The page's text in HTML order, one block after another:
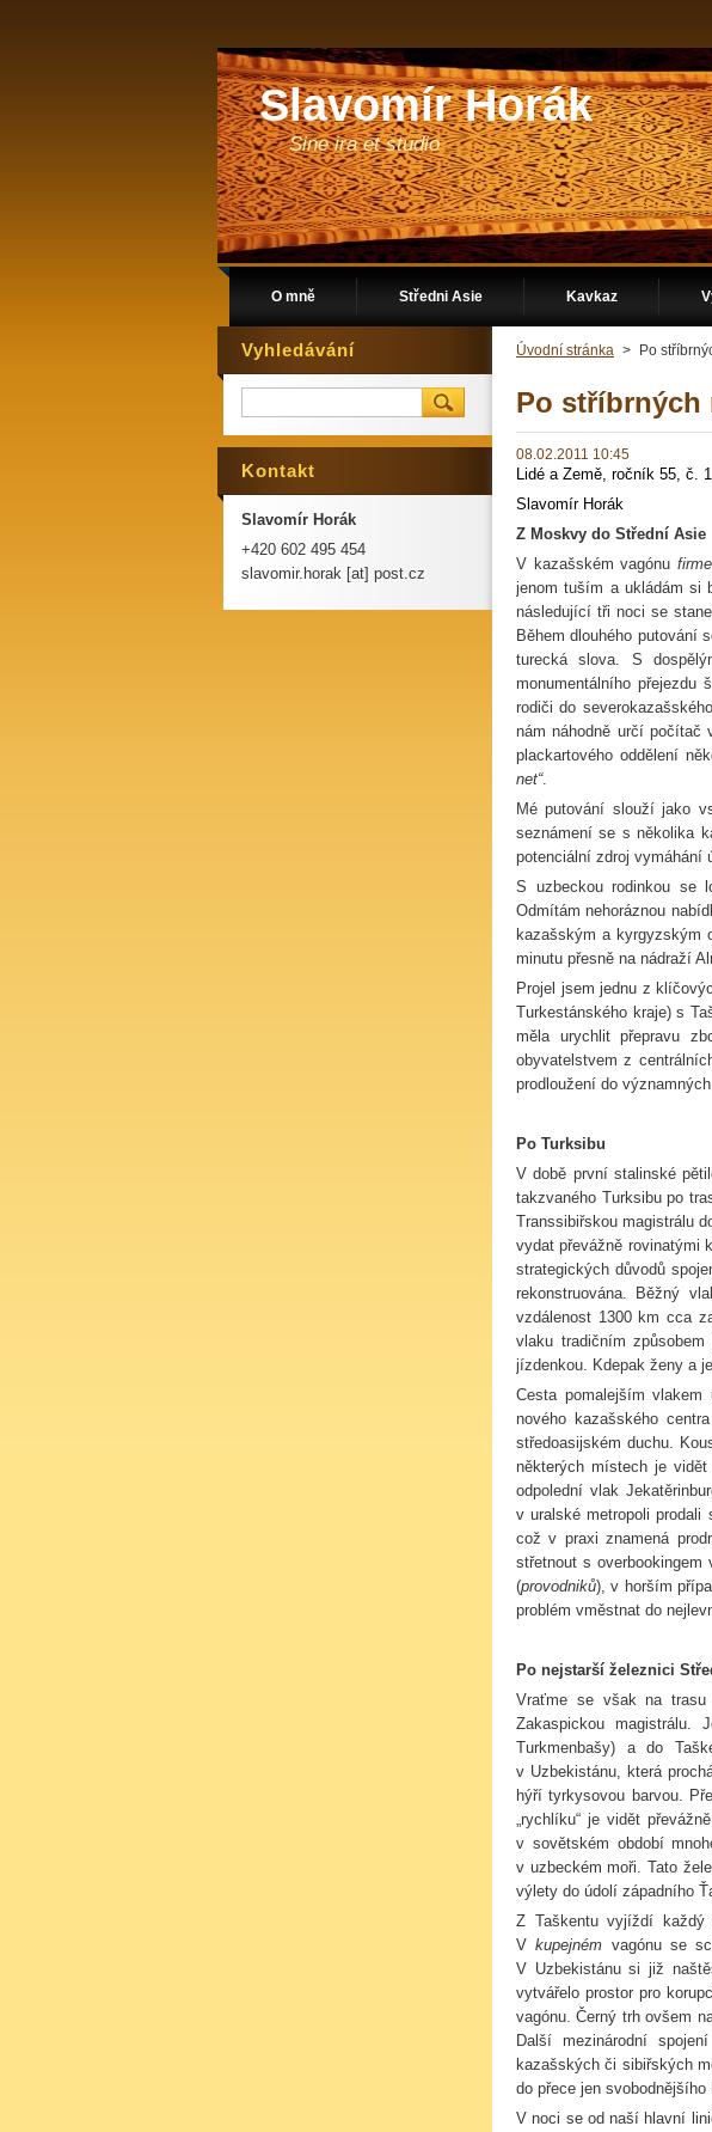
Slavomír Horák
Sine ira et studio
O mně Středni Asie Kavkaz
Úvodní stránka > Po
Po stříbrných
08.02.2011 10:45
Lidé a Země, ročník 55, č.
Slavomír Horák
Z Moskvy do Střední Asie
V kazašském vagónu
jenom tuším a ukládám si
následující tři noci se
Během dlouhého putování
turecká slova. S
monumentálního
rodiči do
nám náhodně určí počítač
plackartového oddělení
net“.
Mé putování slouží jako
seznámení se s několika
potenciální zdroj vymáhání
S uzbeckou rodinkou se
Odmítám nehoráznou
kazašským a kyrgyzským
minutu přesně na nádraží
Projel jsem jednu z
Turkestánského kraje) s
měla urychlit přepravu
obyvatelstvem z
prodloužení do
Po Turksibu
V době první stalinské
takzvaného Turksibu po
Transsibiřskou magistrálu
vydat převážně rovinatými
strategických důvodů
rekonstruována. Běžný
vzdálenost 1300 km cca
vlaku tradičním způsobem
jízdenkou. Kdepak ženy a
Cesta pomalejším
nového kazašského
středoasijském duchu.
některých místech je
odpolední vlak
v uralské metropoli
což v praxi znamená
střetnout s
(provodniků), v horším
problém vměstnat do
Po nejstarší železnici
Vraťme se však na trasu
Zakaspickou magistrálu.
Turkmenbašy) a do
v Uzbekistánu, která
hýří tyrkysovou barvou.
„rychlíku“ je vidět
v sovětském období
v uzbeckém moři. Tato
výlety do údolí západního
Z Taškentu vyjíždí
Vkupejném vagónu se
V Uzbekistánu si již
vytvářelo prostor pro
vagónu. Černý trh ovšem
Další mezinárodní
kazašských či sibiřských
do přece jen svobodnějšího
V noci se od naší hlavní
Vyhledávání
Kontakt
Slavomír Horák
+420 602 495 454
slavomir.horak [at] post.cz